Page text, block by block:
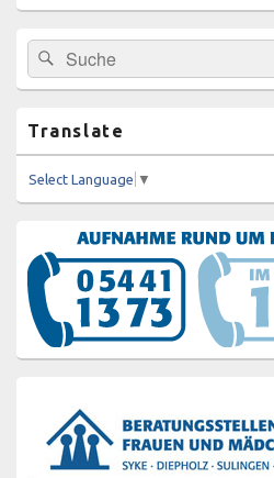
Primärer
Seitenleisten-
Widgetbereich
Suchen
nach:
Suchen
Translate
Select Language ▼